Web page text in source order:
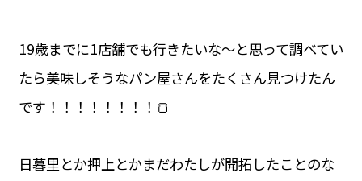
19歳までに1店舗でも行きたいな〜と思って調べてい
たら美味しそうなパン屋さんをたくさん見つけたん
です！！！！！！！！🍞
日暮里とか押上とかまだわたしが開拓したことのな